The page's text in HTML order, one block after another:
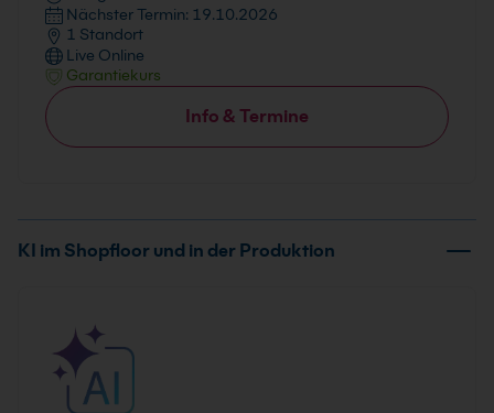
Nächster Termin: 19.10.2026
1 Standort
Live Online
Garantiekurs
Info & Termine
KI im Shopfloor und in der Produktion